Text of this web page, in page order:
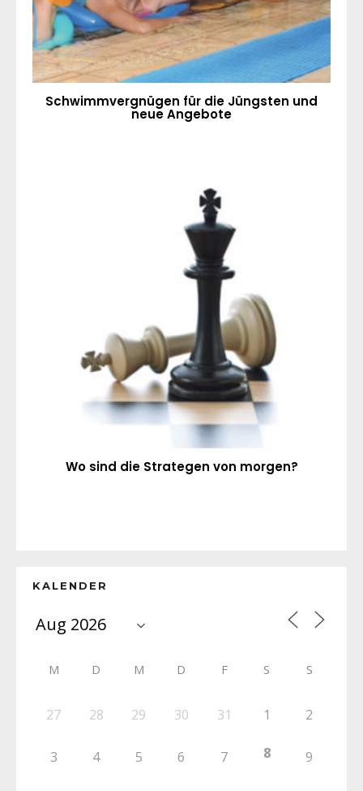
Schwimmvergnügen für die Jüngsten und
neue Angebote
Wo sind die Strategen von morgen?
KALENDER
M D M D F S S
27 28 29 30 31 1 2
3 4 5 6 7 8 9